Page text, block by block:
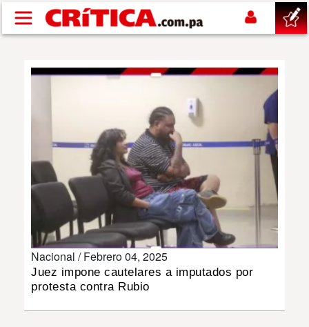
Pasar al contenido principal
POLÍTICA
DEPORTES
MUNDO
Nacional /Febrero 04, 2025
Juez impone cautelares a imputados por
protesta contra Rubio